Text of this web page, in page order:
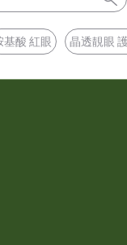
基酸 紅眼 晶透靚眼